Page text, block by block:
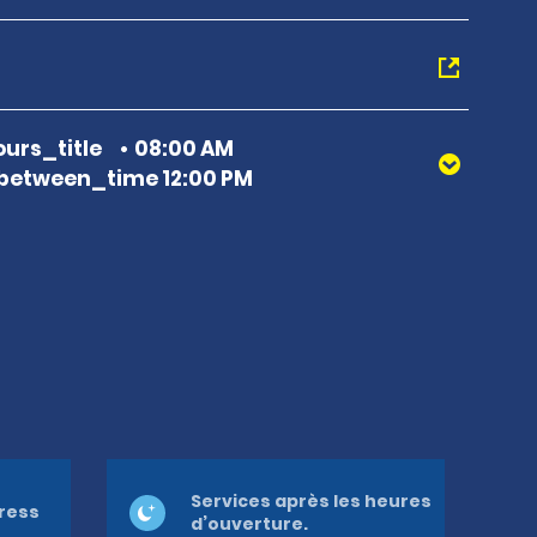
08:00 AM
12:00 PM
Services après les heures
d’ouverture.